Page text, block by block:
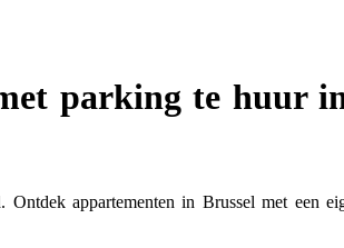
parking te huur
Ontdek appartementen in Brussel met een